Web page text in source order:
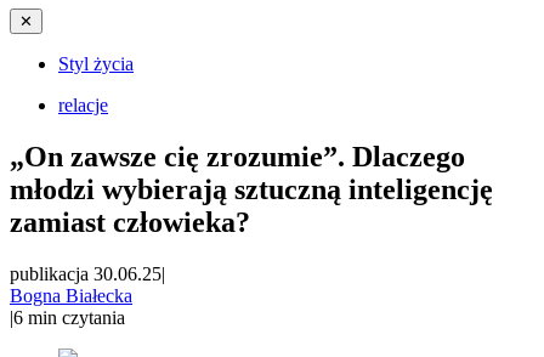
✕
Styl życia
relacje
„On zawsze cię zrozumie”. Dlaczego
młodzi wybierają sztuczną inteligencję
zamiast człowieka?
publikacja 30.06.25|
Bogna Białecka
|6 min czytania